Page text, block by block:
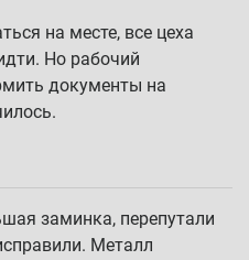
на месте, все цеха
Но рабочий
документы на
заминка, перепутали
Металл